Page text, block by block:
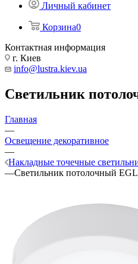
Личный кабинет
Корзина0
Контактная информация
г. Киев
info@lustra.kiev.ua
Светильник
Главная
—
Освещение декоративное
—
Накладные точечные
—Светильник потолочный